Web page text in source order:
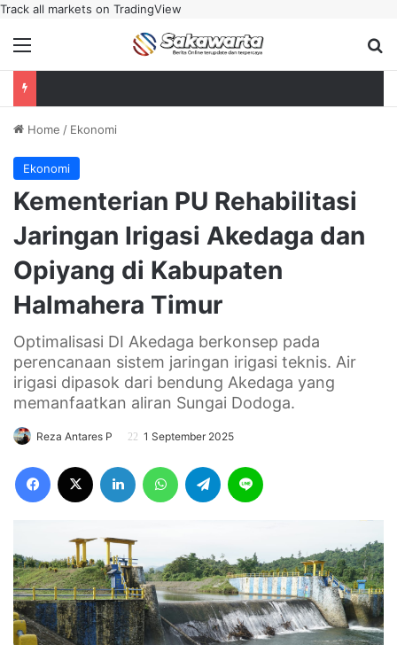
Track all markets on TradingView
Menu
Home / Ekonomi
Ekonomi
Kementerian PU Rehabilitasi
Jaringan Irigasi Akedaga dan
Opiyang di Kabupaten
Halmahera Timur
Optimalisasi DI Akedaga berkonsep pada
perencanaan sistem jaringan irigasi teknis. Air
irigasi dipasok dari bendung Akedaga yang
memanfaatkan aliran Sungai Dodoga.
Reza Antares P 1 September 2025
Facebook LinkedIn WhatsAppTelegram